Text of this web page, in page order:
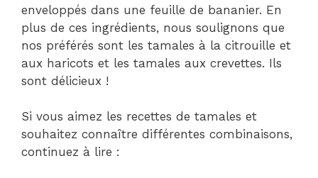
enveloppés dans une feuille de bananier. En
plus de ces ingrédients, nous soulignons que
nos préférés sont les tamales à la citrouille et
aux haricots et les tamales aux crevettes. Ils
sont délicieux !
Si vous aimez les recettes de tamales et
souhaitez connaître différentes combinaisons,
continuez à lire :